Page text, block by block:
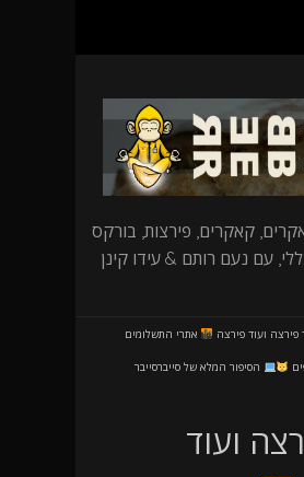
קאקרים, פירצות, בורקס
עם נעם רותם & עידו קינן
פירצה ועוד פירצה אתרי התשלומים
הסיפור המלא של סייברסייבר
ועוד